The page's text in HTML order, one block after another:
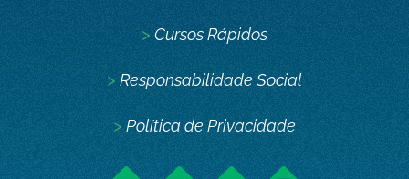
> Cursos Rápidos
> Responsabilidade Social
> Política de Privacidade